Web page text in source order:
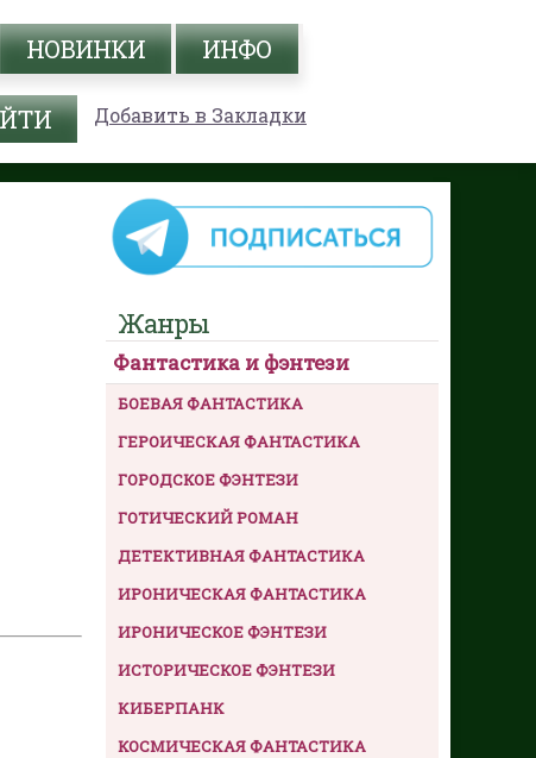
НОВИНКИ ИНФО
Добавить в Закладки
Жанры
Фантастика и фэнтези
БОЕВАЯ ФАНТАСТИКА
ГЕРОИЧЕСКАЯ ФАНТАСТИКА
ГОРОДСКОЕ ФЭНТЕЗИ
ГОТИЧЕСКИЙ РОМАН
ДЕТЕКТИВНАЯ ФАНТАСТИКА
ИРОНИЧЕСКАЯ ФАНТАСТИКА
ИРОНИЧЕСКОЕ ФЭНТЕЗИ
ИСТОРИЧЕСКОЕ ФЭНТЕЗИ
КИБЕРПАНК
КОСМИЧЕСКАЯ ФАНТАСТИКА